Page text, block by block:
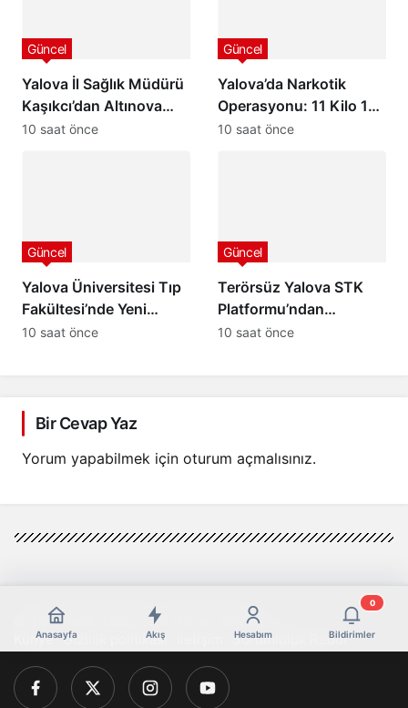
Yalova İl Sağlık Müdürü
Kaşıkcı’dan Altınova
Kaymakamı Göksu
Güncel
10 saat önce
Yalova’da Narkotik
Operasyonu: 11 Kilo 185
Gram Uyuşturucu Ele
Güncel
10 saat önce
Yalova Üniversitesi Tıp
Fakültesi’nde Yeni
Dönem Başlıyor:
Güncel
10 saat önce
Terörsüz Yalova STK
Platformu’ndan
“Terörsüz Türkiye”
Güncel
10 saat önce
Bir Cevap Yaz
Yorum yapabilmek için oturum açmalısınız.
Anasayfa Akış Hesabım Bildirimler
0
© Telif Hakkı 2026, Tüm Hakları Saklıdır
Künye Gizlilik politikası Sorumluluk Reddi